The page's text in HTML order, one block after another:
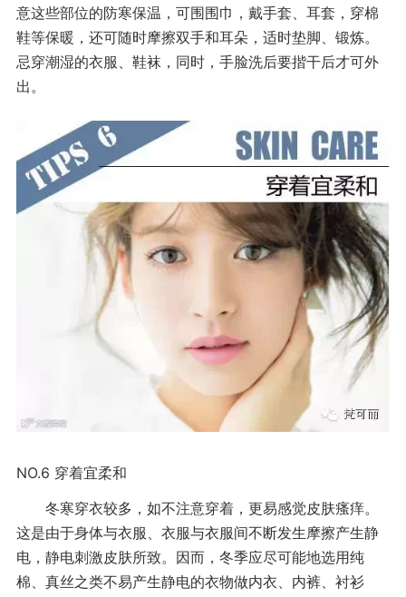
意这些部位的防寒保温，可围围巾，戴手套、耳套，穿棉
鞋等保暖，还可随时摩擦双手和耳朵，适时垫脚、锻炼。
忌穿潮湿的衣服、鞋袜，同时，手脸洗后要揩干后才可外
出。
NO.6 穿着宜柔和
冬寒穿衣较多，如不注意穿着，更易感觉皮肤瘙痒。
这是由于身体与衣服、衣服与衣服间不断发生摩擦产生静
电，静电刺激皮肤所致。因而，冬季应尽可能地选用纯
棉、真丝之类不易产生静电的衣物做内衣、内裤、衬衫